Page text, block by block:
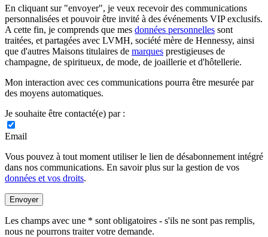
En cliquant sur "envoyer", je veux recevoir des communications
personnalisées et pouvoir être invité à des événements VIP exclusifs.
A cette fin, je comprends que mes données personnelles sont
traitées, et partagées avec LVMH, société mère de Hennessy, ainsi
que d'autres Maisons titulaires de marques prestigieuses de
champagne, de spiritueux, de mode, de joaillerie et d'hôtellerie.
Mon interaction avec ces communications pourra être mesurée par
des moyens automatiques.​
Je souhaite être contacté(e) par :
Email
Vous pouvez à tout moment utiliser le lien de désabonnement intégré
dans nos communications. En savoir plus sur la gestion de vos
données et vos droits.
Envoyer
Les champs avec une * sont obligatoires - s'ils ne sont pas remplis,
nous ne pourrons traiter votre demande.​